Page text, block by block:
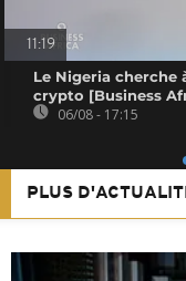
11:19
Le Nigeria cherche
crypto [Business
06/08 - 17:15
PLUS